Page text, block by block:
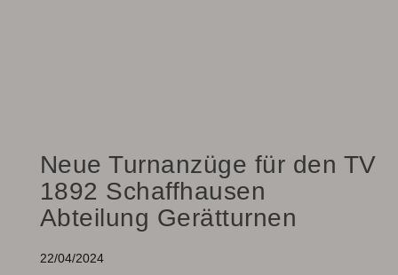
Neue Turnanzüge für den TV
1892 Schaffhausen
Abteilung Gerätturnen
22/04/2024